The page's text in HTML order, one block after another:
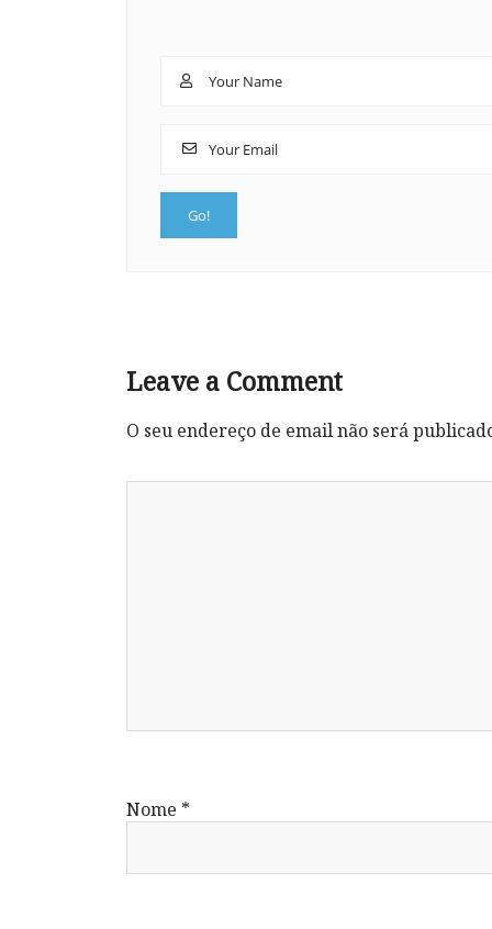
Leave a Comment
O seu endereço de email não será
Nome *